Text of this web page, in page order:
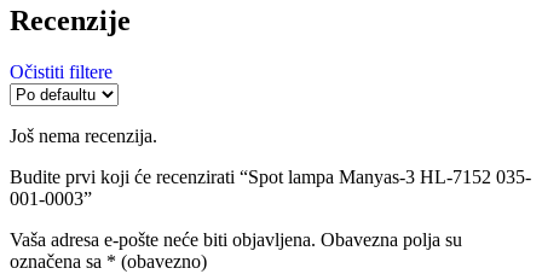
Recenzije
Očistiti filtere
Još nema recenzija.
Budite prvi koji će recenzirati “Spot lampa Manyas-3 HL-7152 035-
001-0003”
Vaša adresa e-pošte neće biti objavljena. Obavezna polja su
označena sa * (obavezno)